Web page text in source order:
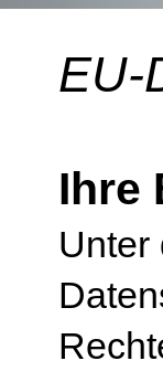
EU-
Ihre
Unter